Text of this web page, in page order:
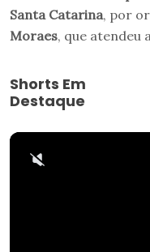
Santa Catarina, por
Moraes, que atendeu
Shorts Em
Destaque